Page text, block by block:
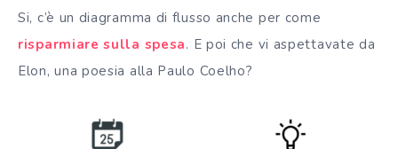
Si, c’è un diagramma di flusso anche per come
risparmiare sulla spesa. E poi che vi aspettavate da
Elon, una poesia alla Paulo Coelho?